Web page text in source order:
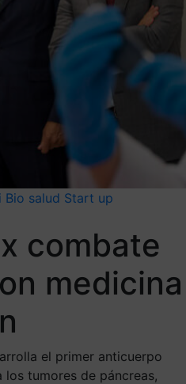
Bio salud Start up
combate
medicina
el primer anticuerpo
tumores de páncreas,